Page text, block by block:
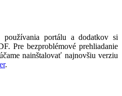
používania portálu a dodatkov si
Pre bezproblémové prehliadanie
nainštalovať najnovšiu verziu
.